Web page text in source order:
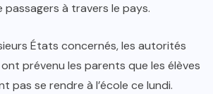
passagers à travers le pays.
États concernés, les autorités
prévenu les parents que les élèves
pas se rendre à l’école ce lundi.